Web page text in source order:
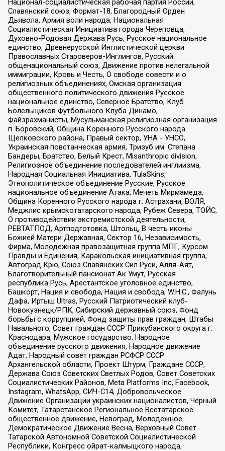
Национал-социалистическая рабочая партия России,
Славянский союз, Формат-18, Благородный Орден
Дьявола, Армия воли народа, Национальная
Социалистическая Инициатива города Череповца,
Духовно-Родовая Держава Русь, Русское национальное
единство, Древнерусской Инглистической церкви
Православных Староверов-Инглингов, Русский
общенациональный союз, Движение против нелегальной
иммиграции, Кровь и Честь, О свободе совести и о
религиозных объединениях, Омская организация
общественного политического движения Русское
национальное единство, Северное Братство, Клуб
Болельщиков Футбольного Клуба Динамо,
Файзрахманисты, Мусульманская религиозная организация
п. Боровский, Община Коренного Русского народа
Щелковского района, Правый сектор, УНА - УНСО,
Украинская повстанческая армия, Тризуб им. Степана
Бандеры, Братство, Белый Крест, Misanthropic division,
Религиозное объединение последователей инглиизма,
Народная Социальная Инициатива, TulaSkins,
Этнополитическое объединение Русские, Русское
национальное объединение Атака, Мечеть Мирмамеда,
Община Коренного Русского народа г. Астрахани, ВОЛЯ,
Меджлис крымскотатарского народа, Рубеж Севера, ТОЙС,
О противодействии экстремистской деятельности,
РЕВТАТПОД, Артподготовка, Штольц, В честь иконы
Божией Матери Державная, Сектор 16, Независимость,
Фирма, Молодежная правозащитная группа МПГ, Курсом
Правды и Единения, Каракольская инициативная группа,
Автоград Крю, Союз Славянских Сил Руси, Алля-Аят,
Благотворительный пансионат Ак Умут, Русская
республика Русь, Арестантское уголовное единство,
Башкорт, Нация и свобода, Нация и свобода, W.H.С., Фалунь
Дафа, Иртыш Ultras, Русский Патриотический клуб-
Новокузнецк/РПК, Сибирский державный союз, Фонд
борьбы с коррупцией, Фонд защиты прав граждан, Штабы
Навального, Совет граждан СССР Прикубанского округа г.
Краснодара, Мужское государство, Народное
объединение русского движения, Народное движение
Адат, Народный совет граждан РСФСР СССР
Архангельской области, Проект Штурм, Граждане СССР,
Держава Союз Советских Светлых Родов, Совет Советских
Социалистических Районов, Meta Platforms Inc, Facebook,
Instagram, WhatsApp, СИЧ-С14, Добровольческое
Движение Организации украинских националистов, Черный
Комитет, Татарстанское Региональное Всетатарское
общественное движение, Невоград, Молодежное
Демократическое Движение Весна, Верховный Совет
Татарской Автономной Советской Социалистической
Республики, Конгресс ойрат-калмыцкого народа,